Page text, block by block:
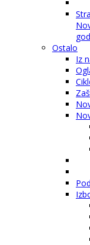
Ostalo
Iz